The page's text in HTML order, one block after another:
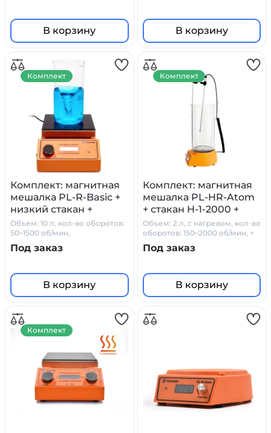
В корзину В корзину
Комплект: магнитная
мешалка PL-R-Basic +
низкий стакан +
датчик PT1000 +
штатив Primelab
Объем: 10 л, кол-во оборотов:
50–1500 об/мин,
стеклокерамика
Под заказ
В корзину
Комплект
Комплект: магнитная
мешалка PL-HR-Atom
+ стакан Н-1-2000 +
датчик PT1000 +
штатив
Объем: 2 л, с нагревом, кол-во
оборотов: 150–2000 об/мин, +
стакан Н-1-2000 + PT1000 +
штатив
Под заказ
В корзину
Комплект
Комплект